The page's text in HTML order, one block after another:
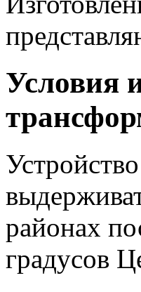
Условия
районах
градусов